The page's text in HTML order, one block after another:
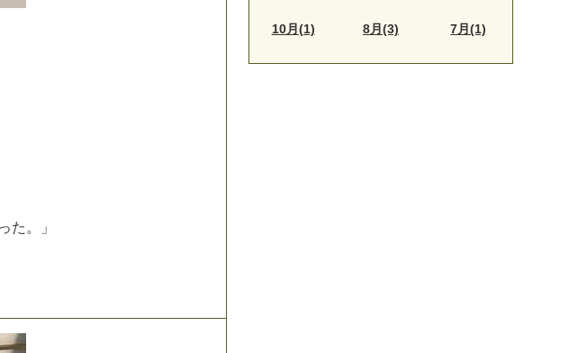
った 。
」
10月(1) 8月(3) 7月(1)